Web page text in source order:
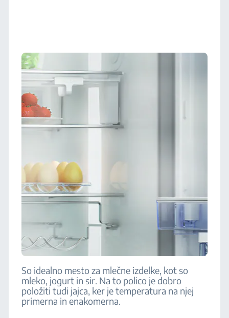
So idealno mesto za mlečne izdelke, kot so
mleko, jogurt in sir. Na to polico je dobro
položiti tudi jajca, ker je temperatura na njej
primerna in enakomerna.